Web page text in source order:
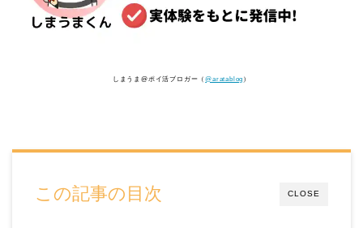
しまうま@ポイ活ブロガー（@aratablog ）
CLOSE
この記事の目次